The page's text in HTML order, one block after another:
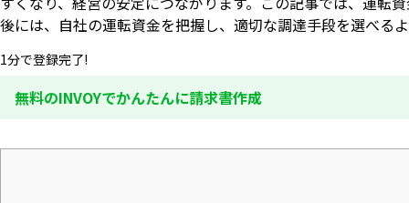
後には、自社の運転資金を把握し、適切な調達手段を選べる
1分で登録完了!
無料のINVOYでかんたんに請求書作成